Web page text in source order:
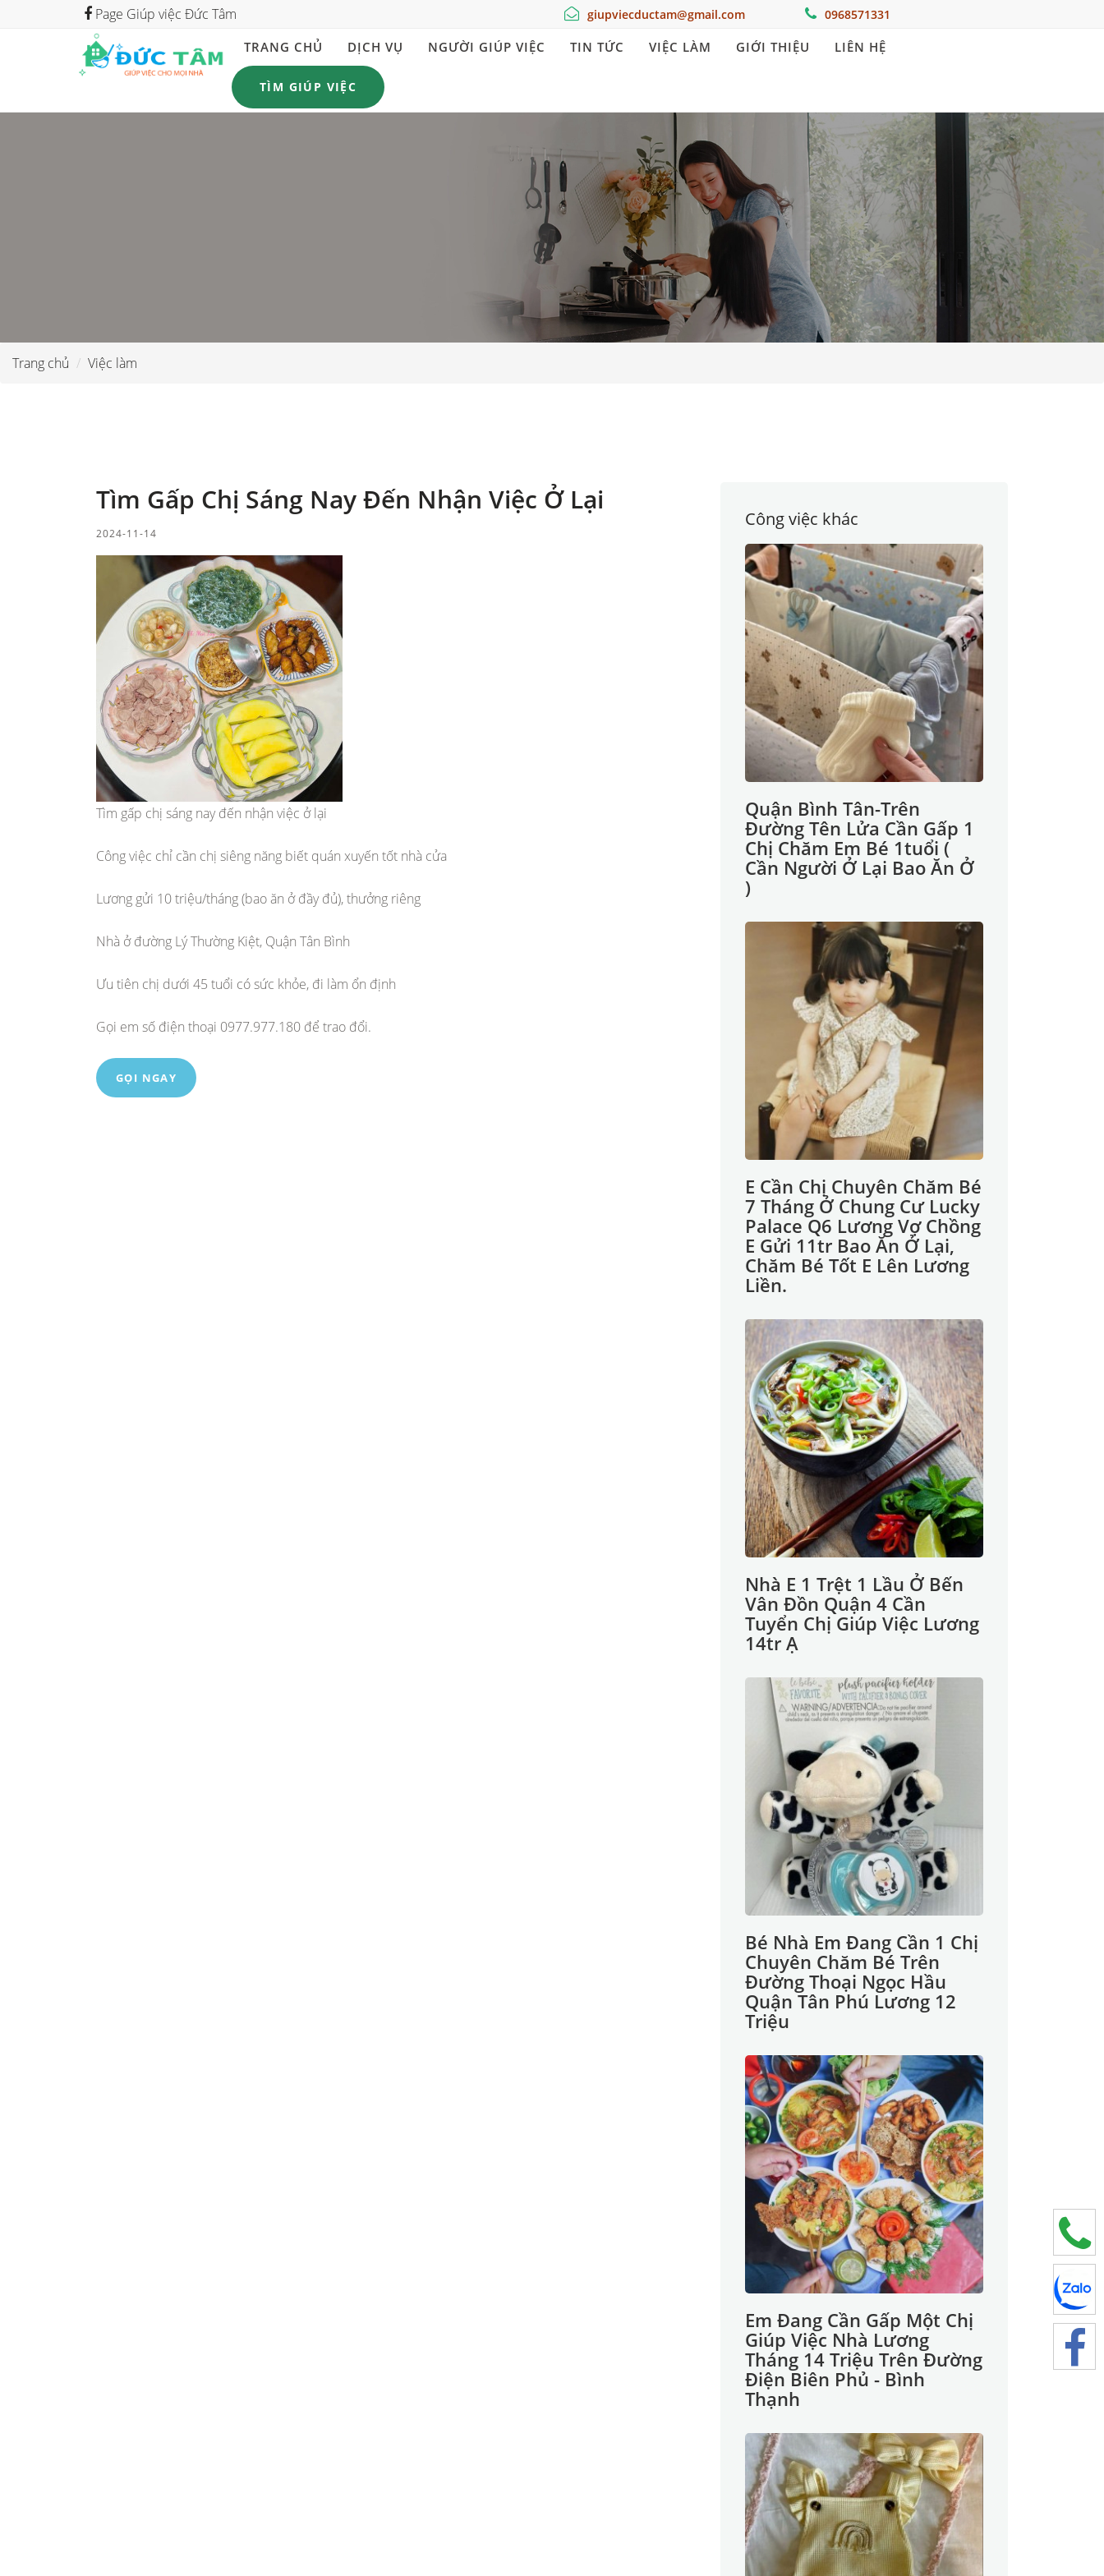
Page Giúp việc Đức Tâm giupviecductam@gmail.com 0968571331
TRANG CHỦ DỊCH VỤ NGƯỜI GIÚP VIỆC TIN TỨC VIỆC LÀM GIỚI THIỆU LIÊN HỆ
TÌM GIÚP VIỆC
Trang chủ Việc làm
Tìm Gấp Chị Sáng Nay Đến Nhận Việc Ở Lại
2024-11-14
Tìm gấp chị sáng nay đến nhận việc ở lại
Công việc chỉ cần chị siêng năng biết quán xuyến tốt nhà cửa
Lương gửi 10 triệu/tháng (bao ăn ở đầy đủ), thưởng riêng
Nhà ở đường Lý Thường Kiệt, Quận Tân Bình
Ưu tiên chị dưới 45 tuổi có sức khỏe, đi làm ổn định
Gọi em số điện thoại 0977.977.180 để trao đổi.
GỌI NGAY
Công việc khác
Quận Bình Tân-Trên
Đường Tên Lửa Cần Gấp 1
Chị Chăm Em Bé 1tuổi (
Cần Người Ở Lại Bao Ăn Ở
)
E Cần Chị Chuyên Chăm Bé
7 Tháng Ở Chung Cư Lucky
Palace Q6 Lương Vợ Chồng
E Gửi 11tr Bao Ăn Ở Lại,
Chăm Bé Tốt E Lên Lương
Liền.
Nhà E 1 Trệt 1 Lầu Ở Bến
Vân Đồn Quận 4 Cần
Tuyển Chị Giúp Việc Lương
14tr Ạ
Bé Nhà Em Đang Cần 1 Chị
Chuyên Chăm Bé Trên
Đường Thoại Ngọc Hầu
Quận Tân Phú Lương 12
Triệu
Em Đang Cần Gấp Một Chị
Giúp Việc Nhà Lương
Tháng 14 Triệu Trên Đường
Điện Biên Phủ - Bình
Thạnh